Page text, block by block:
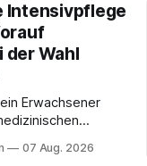
Intensivpflege
der Wahl
Erwachsener
pflegerische
07 Aug. 2026